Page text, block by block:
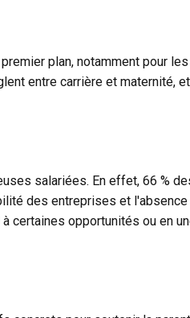
plan, notamment pour
entre carrière et maternité,
salariées. En effet, 66 %
des entreprises et
certaines opportunités ou en